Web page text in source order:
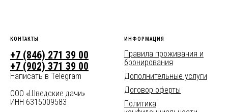
КОНТАКТЫ
+7 (846) 271 39 00
+7 (902) 371 39 00
Написать в Telegram
ООО «Шведские дачи»
ИНН 6315009583
ИНФОРМАЦИЯ
Правила проживания и
бронирования
Дополнительные услуги
Договор оферты
Политика